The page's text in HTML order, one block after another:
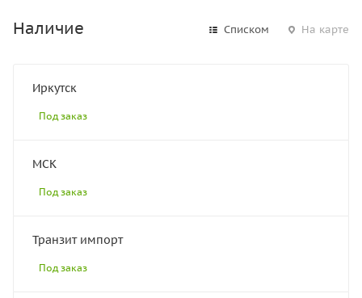
Наличие Списком На карте
Иркутск
Под заказ
МСК
Под заказ
Транзит импорт
Под заказ